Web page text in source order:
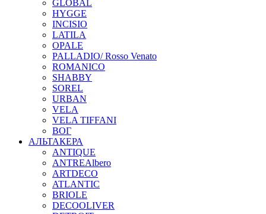
GLOBAL
HYGGE
INCISIO
LATILA
OPALE
PALLADIO/ Rosso Venato
ROMANICO
SHABBY
SOREL
URBAN
VELA
VELA TIFFANI
ВОГ
АЛЬТАКЕРА
ANTIQUE
ANTREAlbero
ARTDECO
ATLANTIC
BRIOLE
DECOOLIVER